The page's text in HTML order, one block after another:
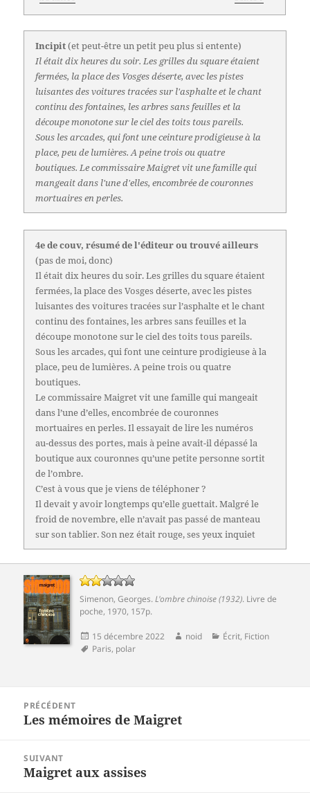
Incipit(et peut-être un petit peu plus si entente)
Il était dix heures du soir. Les grilles du square étaient
fermées, la place des Vosges déserte, avec les pistes
luisantes des voitures tracées sur l'asphalte et le chant
continu des fontaines, les arbres sans feuilles et la
découpe monotone sur le ciel des toits tous pareils.
Sous les arcades, qui font une ceinture prodigieuse à la
place, peu de lumières. A peine trois ou quatre
boutiques. Le commissaire Maigret vit une famille qui
mangeait dans l'une d'elles, encombrée de couronnes
mortuaires en perles.
4e de couv, résumé de l'éditeur ou trouvé ailleurs
(pas de moi, donc)
Il était dix heures du soir. Les grilles du square étaient
fermées, la place des Vosges déserte, avec les pistes
luisantes des voitures tracées sur l’asphalte et le chant
continu des fontaines, les arbres sans feuilles et la
découpe monotone sur le ciel des toits tous pareils.
Sous les arcades, qui font une ceinture prodigieuse à la
place, peu de lumières. A peine trois ou quatre
boutiques.
Le commissaire Maigret vit une famille qui mangeait
dans l’une d’elles, encombrée de couronnes
mortuaires en perles. Il essayait de lire les numéros
au-dessus des portes, mais à peine avait-il dépassé la
boutique aux couronnes qu’une petite personne sortit
de l’ombre.
C’est à vous que je viens de téléphoner ?
Il devait y avoir longtemps qu’elle guettait. Malgré le
froid de novembre, elle n’avait pas passé de manteau
sur son tablier. Son nez était rouge, ses yeux inquiet
Simenon, Georges.L'ombre chinoise (1932). Livre de
poche, 1970, 157p.
Publié
le
15 décembre 2022 Auteur
noid Catégories
Écrit, Fiction
Mots-
Paris, polar
l’article
PRÉCÉDENT
Article
Les mémoires de Maigret
SUIVANT
Article
Maigret aux assises